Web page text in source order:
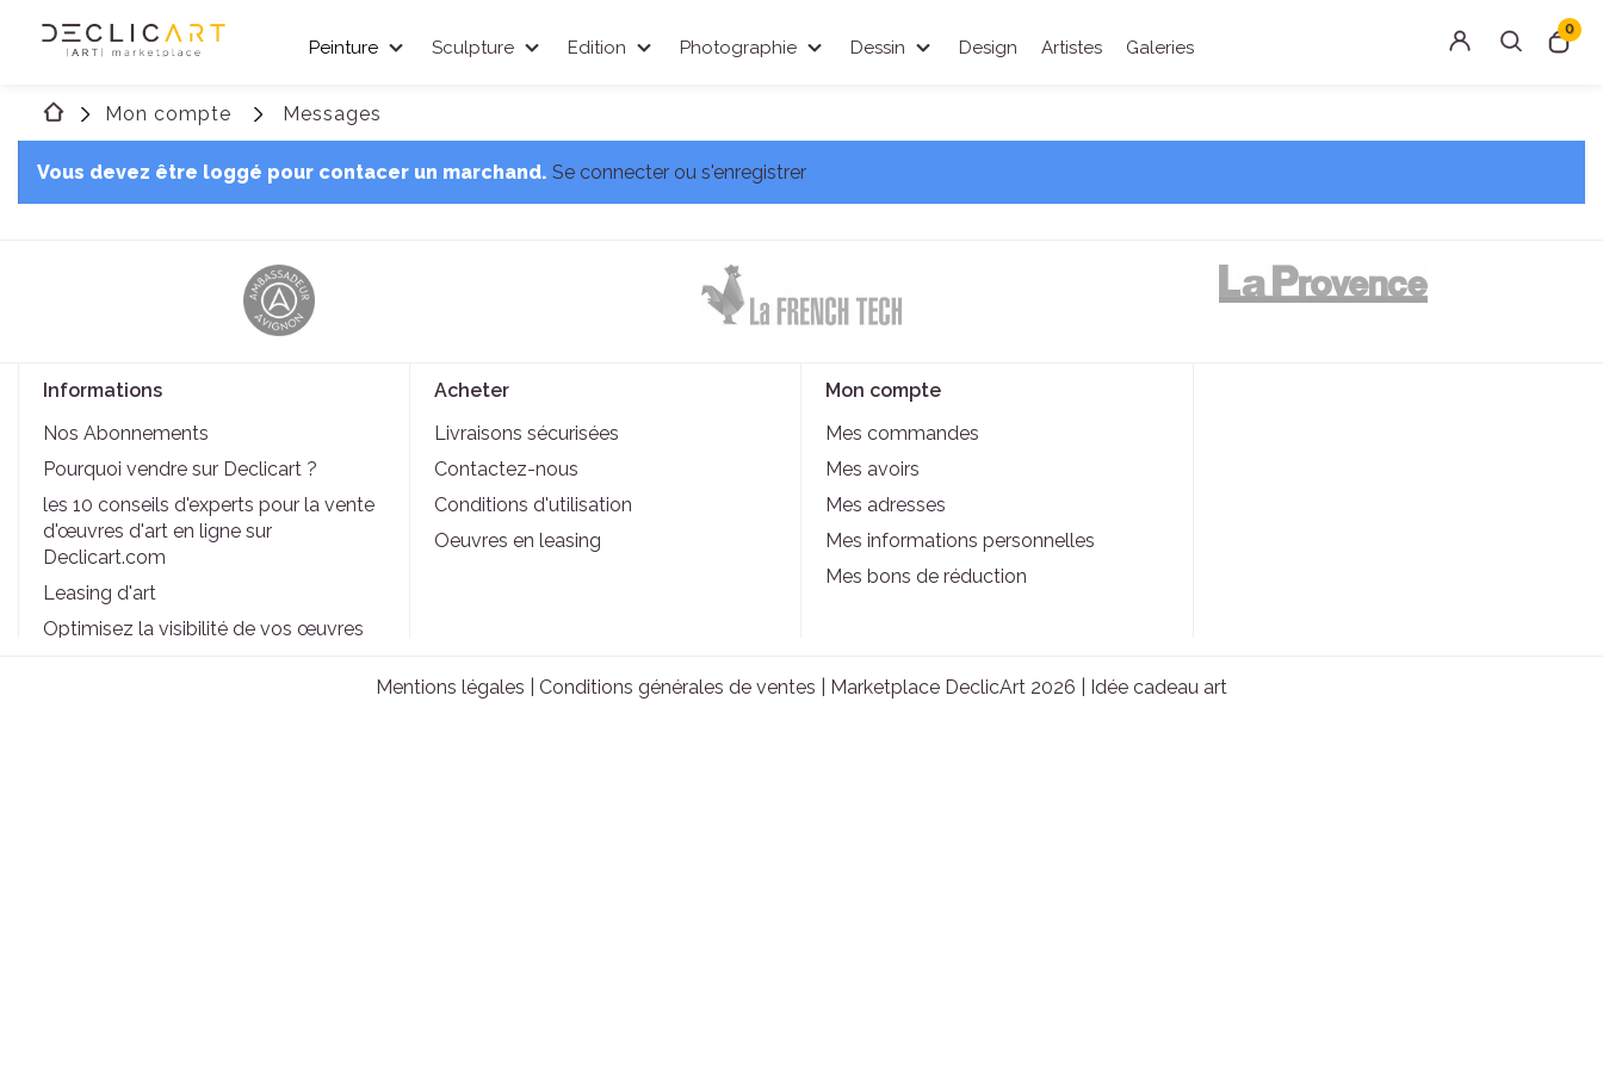
Peinture Sculpture Edition Photographie Dessin Design Artistes Galeries
0
Mon compte Messages
Vous devez être loggé pour contacer un marchand. Se connecter ou s'enregistrer
Informations
Nos Abonnements
Pourquoi vendre sur Declicart ?
les 10 conseils d'experts pour la vente
d'œuvres d'art en ligne sur
Declicart.com
Leasing d'art
Optimisez la visibilité de vos œuvres
Acheter
Livraisons sécurisées
Contactez-nous
Conditions d'utilisation
Oeuvres en leasing
Mon compte
Mes commandes
Mes avoirs
Mes adresses
Mes informations personnelles
Mes bons de réduction
Mentions légales Conditions générales de ventes | Marketplace DeclicArt 2026 | Idée cadeau art